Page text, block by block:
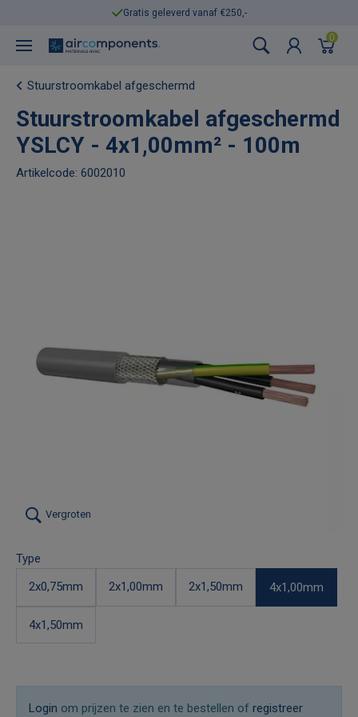
Gratis geleverd vanaf €250,-
0
Stuurstroomkabel afgeschermd
Stuurstroomkabel afgeschermd
YSLCY - 4x1,00mm² - 100m
Artikelcode: 6002010
Vergroten
Type
2x0,75mm
2x1,00mm 2x1,50mm 4x1,00mm
4x1,50mm
Login om prijzen te zien en te bestellen of registreer